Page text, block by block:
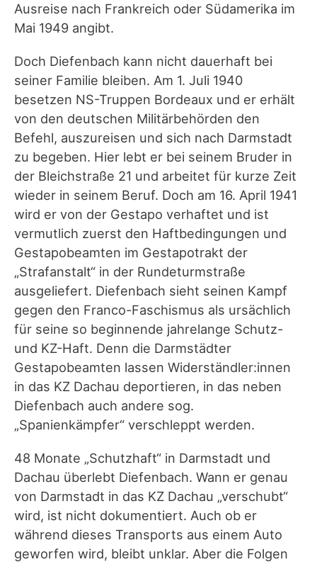
Ausreise nach Frankreich oder Südamerika im
Mai 1949 angibt.
Doch Diefenbach kann nicht dauerhaft bei
seiner Familie bleiben. Am 1. Juli 1940
besetzen NS-Truppen Bordeaux und er erhält
von den deutschen Militärbehörden den
Befehl, auszureisen und sich nach Darmstadt
zu begeben. Hier lebt er bei seinem Bruder in
der Bleichstraße 21 und arbeitet für kurze Zeit
wieder in seinem Beruf. Doch am 16. April 1941
wird er von der Gestapo verhaftet und ist
vermutlich zuerst den Haftbedingungen und
Gestapobeamten im Gestapotrakt der
„Strafanstalt“ in der Rundeturmstraße
ausgeliefert. Diefenbach sieht seinen Kampf
gegen den Franco-Faschismus als ursächlich
für seine so beginnende jahrelange Schutz-
und KZ-Haft. Denn die Darmstädter
Gestapobeamten lassen Widerständler:innen
in das KZ Dachau deportieren, in das neben
Diefenbach auch andere sog.
„Spanienkämpfer“ verschleppt werden.
48 Monate „Schutzhaft“ in Darmstadt und
Dachau überlebt Diefenbach. Wann er genau
von Darmstadt in das KZ Dachau „verschubt“
wird, ist nicht dokumentiert. Auch ob er
während dieses Transports aus einem Auto
geworfen wird, bleibt unklar. Aber die Folgen